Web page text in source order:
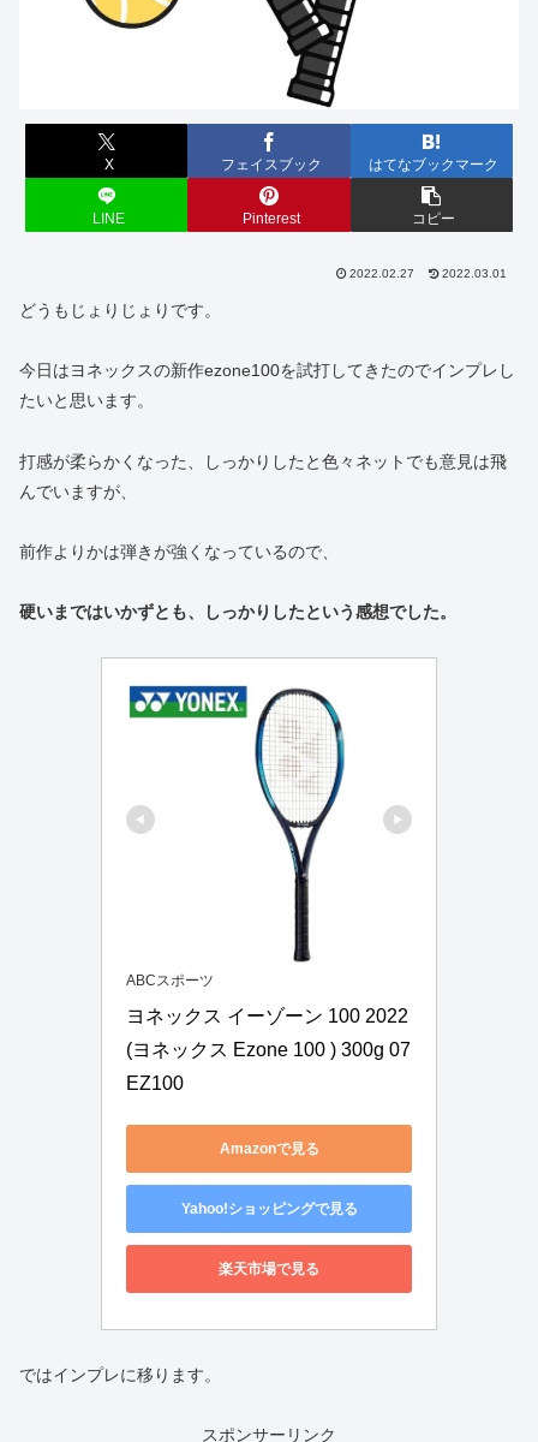
X フェイスブック はてなブックマーク
LINE Pinterest コピー
2022.02.27 2022.03.01
どうもじょりじょりです。
今日はヨネックスの新作ezone100を試打してきたのでインプレし
たいと思います。
打感が柔らかくなった、しっかりしたと色々ネットでも意見は飛
んでいますが、
前作よりかは弾きが強くなっているので、
硬いまではいかずとも、しっかりしたという感想でした。
ABCスポーツ
ヨネックス イーゾーン 100 2022
(ヨネックス Ezone 100 ) 300g 07
EZ100
Amazonで見る
Yahoo!ショッピングで見る
楽天市場で見る
ではインプレに移ります。
スポンサーリンク